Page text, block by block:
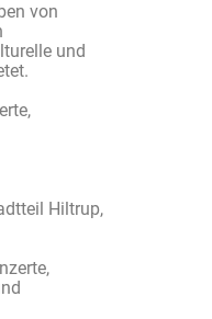
von
und
.
,
Hiltrup,
,